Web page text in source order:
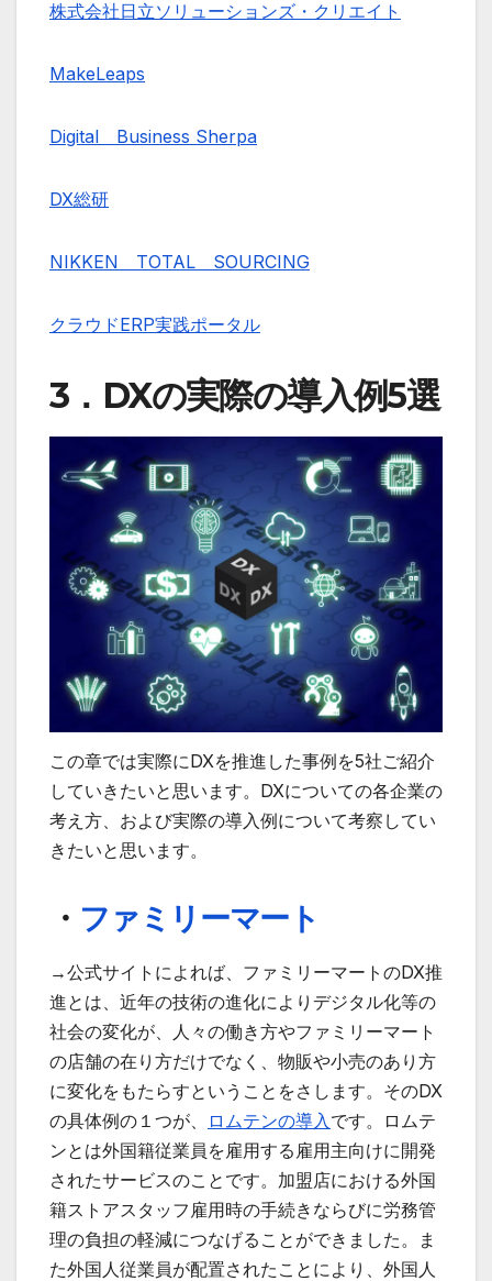
株式会社日立ソリューションズ・クリエイト
MakeLeaps
Digital Business Sherpa
DX総研
NIKKEN TOTAL SOURCING
クラウドERP実践ポータル
3．DXの実際の導入例5選
この章では実際にDXを推進した事例を5社ご紹介
していきたいと思います。DXについての各企業の
考え方、および実際の導入例について考察してい
きたいと思います。
・ ファミリーマート
→公式サイトによれば、ファミリーマートのDX推
進とは、近年の技術の進化によりデジタル化等の
社会の変化が、人々の働き方やファミリーマート
の店舗の在り方だけでなく、物販や小売のあり方
に変化をもたらすということをさします。そのDX
の具体例の１つが、
ロムテンの導入 です。ロムテ
ンとは外国籍従業員を雇用する雇用主向けに開発
されたサービスのことです。加盟店における外国
籍ストアスタッフ雇用時の手続きならびに労務管
理の負担の軽減につなげることができました。ま
た外国人従業員が配置されたことにより、外国人